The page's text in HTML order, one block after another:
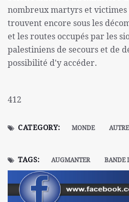
nombreux martyrs et victimes
trouvent encore sous les
et les routes occupés par les
palestiniens de secours et de
possibilité d'y accéder.
412
CATEGORY: MONDE
TAGS: AUGMANTER BANDE